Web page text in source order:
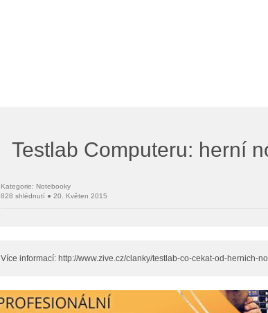
Testlab Computeru: herní
Kategorie: Notebooky
828 shlédnutí ● 20. Květen 2015
Více informací: http://www.zive.cz/clanky/testlab-co-cekat-od-hernich-